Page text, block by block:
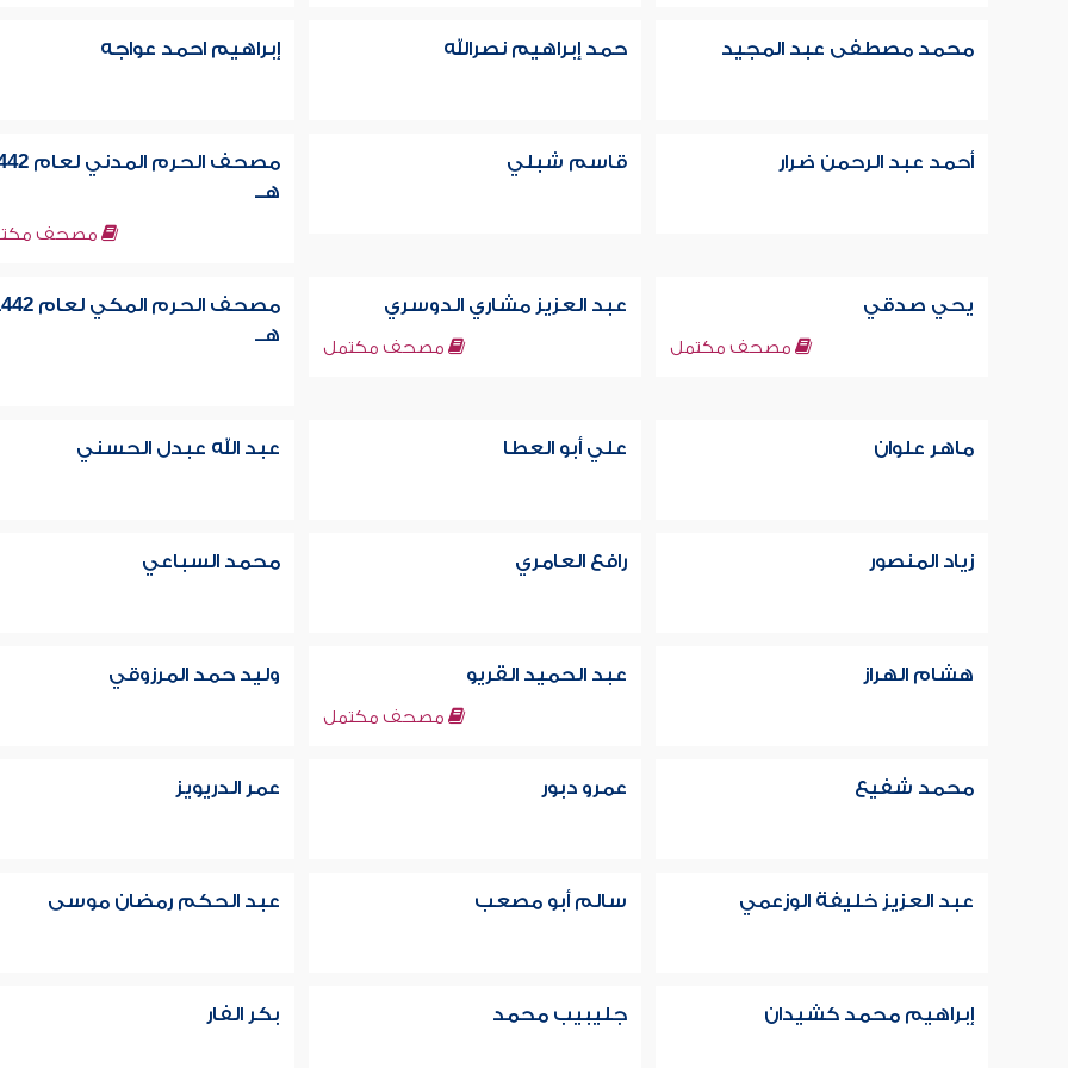
محمد مصطفى عبد المجيد حمد إبراهيم نصرالله إبراهيم احمد عواجه
أحمد عبد الرحمن ضرار قاسم شبلي
مصحف الحرم
هــ
مصحف
يحي صدقي
مصحف مكتمل
عبد العزيز مشاري الدوسري
مصحف مكتمل
مصحف الحرم المكي
هــ
ماهر علوان علي أبو العطا عبد الله عبدل الحسني
زياد المنصور رافع العامري محمد السباعي
هشام الهراز عبد الحميد القريو
مصحف مكتمل
وليد حمد المرزوقي
محمد شفيع عمرو دبور عمر الدريويز
عبد العزيز خليفة الوزعمي سالم أبو مصعب عبد الحكم رمضان موسى
إبراهيم محمد كشيدان جليبيب محمد بكر الفار